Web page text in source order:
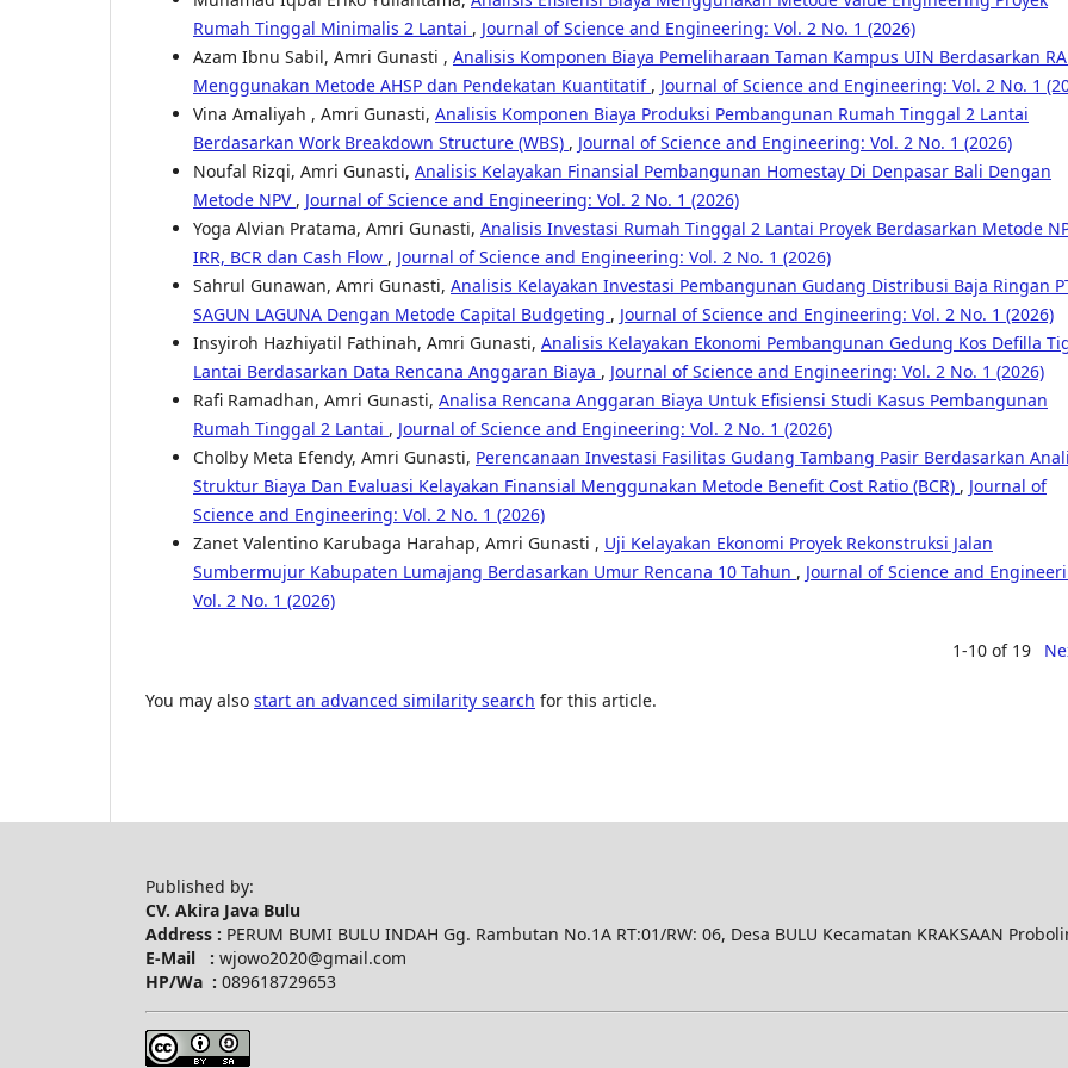
Rumah Tinggal Minimalis 2 Lantai , Journal of Science and Engineering: Vol. 2 No. 1 (2026)
Azam Ibnu Sabil, Amri Gunasti , Analisis Komponen Biaya Pemeliharaan Taman Kampus UIN Berdasarkan
Menggunakan Metode AHSP dan Pendekatan Kuantitatif , Journal of Science and Engineering: Vol. 2 No. 1
Vina Amaliyah , Amri Gunasti, Analisis Komponen Biaya Produksi Pembangunan Rumah Tinggal 2 Lantai
Berdasarkan Work Breakdown Structure (WBS) , Journal of Science and Engineering: Vol. 2 No. 1 (2026)
Noufal Rizqi, Amri Gunasti, Analisis Kelayakan Finansial Pembangunan Homestay Di Denpasar Bali Dengan
Metode NPV , Journal of Science and Engineering: Vol. 2 No. 1 (2026)
Yoga Alvian Pratama, Amri Gunasti, Analisis Investasi Rumah Tinggal 2 Lantai Proyek Berdasarkan Metode
IRR, BCR dan Cash Flow , Journal of Science and Engineering: Vol. 2 No. 1 (2026)
Sahrul Gunawan, Amri Gunasti, Analisis Kelayakan Investasi Pembangunan Gudang Distribusi Baja Ringan
SAGUN LAGUNA Dengan Metode Capital Budgeting , Journal of Science and Engineering: Vol. 2 No. 1 (2026)
Insyiroh Hazhiyatil Fathinah, Amri Gunasti, Analisis Kelayakan Ekonomi Pembangunan Gedung Kos Defilla
Lantai Berdasarkan Data Rencana Anggaran Biaya , Journal of Science and Engineering: Vol. 2 No. 1 (2026)
Rafi Ramadhan, Amri Gunasti, Analisa Rencana Anggaran Biaya Untuk Efisiensi Studi Kasus Pembangunan
Rumah Tinggal 2 Lantai , Journal of Science and Engineering: Vol. 2 No. 1 (2026)
Cholby Meta Efendy, Amri Gunasti, Perencanaan Investasi Fasilitas Gudang Tambang Pasir Berdasarkan
Struktur Biaya Dan Evaluasi Kelayakan Finansial Menggunakan Metode Benefit Cost Ratio (BCR) , Journal of
Science and Engineering: Vol. 2 No. 1 (2026)
Zanet Valentino Karubaga Harahap, Amri Gunasti , Uji Kelayakan Ekonomi Proyek Rekonstruksi Jalan
Sumbermujur Kabupaten Lumajang Berdasarkan Umur Rencana 10 Tahun , Journal of Science and
Vol. 2 No. 1 (2026)
1-10 of 19
You may also start an advanced similarity search for this article.
Published by:
CV. Akira Java Bulu
Address : PERUM BUMI BULU INDAH Gg. Rambutan No.1A RT:01/RW: 06, Desa BULU Kecamatan KRAKSAAN
E-Mail : wjowo2020@gmail.com
HP/Wa : 089618729653